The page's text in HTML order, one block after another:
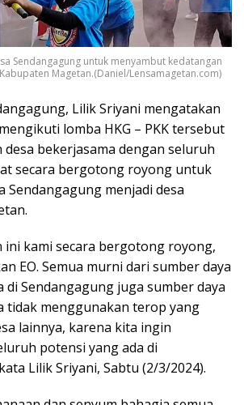
Sendangagung untuk menyambut kedatangan
Magetan.(Daniel/Lensamagetan.com)
Lilik Sriyani mengatakan
lomba HKG – PKK tersebut
bekerjasama dengan seluruh
secara bergotong royong untuk
Sendangagung menjadi desa
ini kami secara bergotong royong,
EO. Semua murni dari sumber daya
di Sendangagung juga sumber daya
tidak menggunakan terop yang
lainnya, karena kita ingin
potensi yang ada di
Lilik Sriyani, Sabtu (2/3/2024).